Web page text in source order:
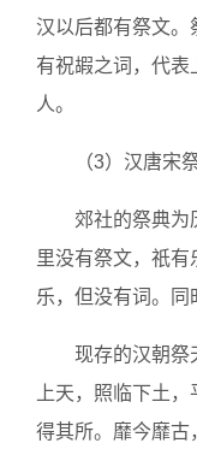
汉以后都有祭文。
有祝嘏之词，代表
人。
（3）汉唐宋
郊社的祭典为
里没有祭文，祇有
乐，但没有词。同
现存的汉朝祭
上天，照临下土
得其所。靡今靡古